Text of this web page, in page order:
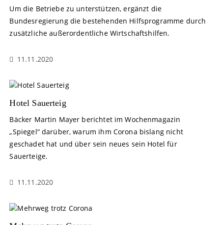
Um die Betriebe zu unterstützen, ergänzt die
Bundesregierung die bestehenden Hilfsprogramme durch
zusätzliche außerordentliche Wirtschaftshilfen.
11.11.2020
Hotel Sauerteig
Bäcker Martin Mayer berichtet im Wochenmagazin
„Spiegel“ darüber, warum ihm Corona bislang nicht
geschadet hat und über sein neues sein Hotel für
Sauerteige.
11.11.2020